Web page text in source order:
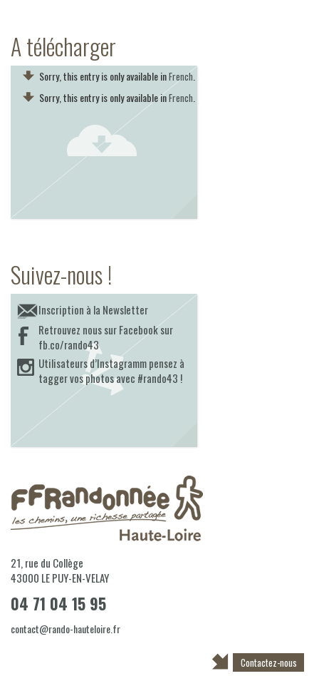
A télécharger
Sorry, this entry is only available inFrench
Sorry, this entry is only available inFrench
Suivez-nous !
Inscription à la Newsletter
Retrouvez nous sur Facebook sur
fb.co/rando43
Utilisateurs d’Instagramm pensez à
tagger vos photos avec #rando43 !
21, rue du Collège
43000 LE PUY-EN-VELAY
04 71 04 15 95
contact@rando-hauteloire.fr
Contactez-nous